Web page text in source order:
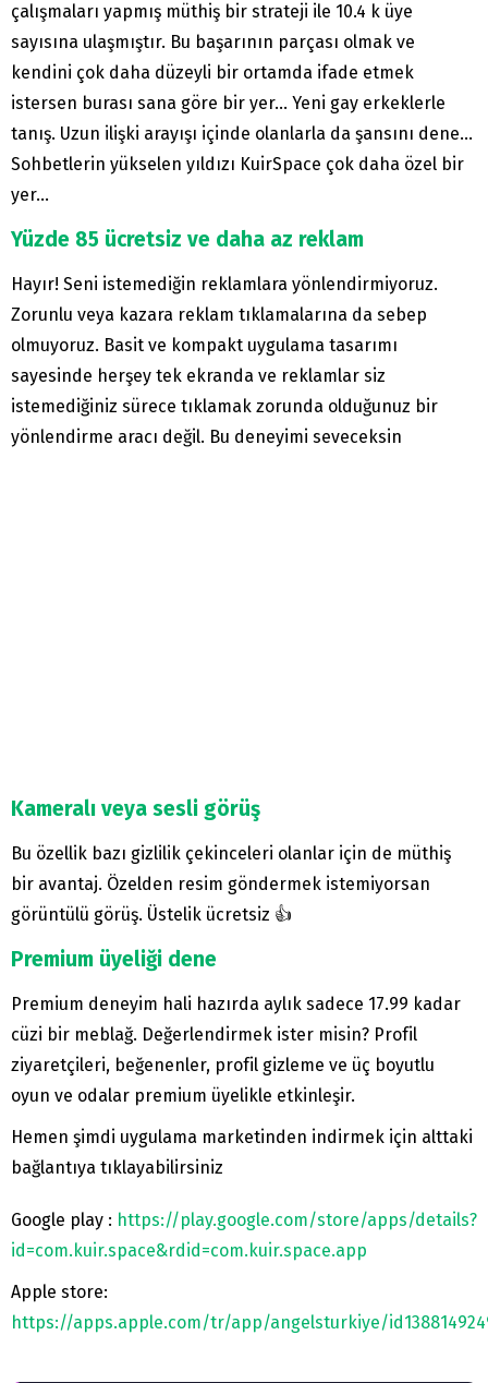
çalışmaları yapmış müthiş bir strateji ile 10.4 k üye
sayısına ulaşmıştır. Bu başarının parçası olmak ve
kendini çok daha düzeyli bir ortamda ifade etmek
istersen burası sana göre bir yer… Yeni gay erkeklerle
tanış. Uzun ilişki arayışı içinde olanlarla da şansını dene…
Sohbetlerin yükselen yıldızı KuirSpace çok daha özel bir
yer…
Yüzde 85 ücretsiz ve daha az reklam
Hayır! Seni istemediğin reklamlara yönlendirmiyoruz.
Zorunlu veya kazara reklam tıklamalarına da sebep
olmuyoruz. Basit ve kompakt uygulama tasarımı
sayesinde herşey tek ekranda ve reklamlar siz
istemediğiniz sürece tıklamak zorunda olduğunuz bir
yönlendirme aracı değil. Bu deneyimi seveceksin
Kameralı veya sesli görüş
Bu özellik bazı gizlilik çekinceleri olanlar için de müthiş
bir avantaj. Özelden resim göndermek istemiyorsan
görüntülü görüş. Üstelik ücretsiz 👍
Premium üyeliği dene
Premium deneyim hali hazırda aylık sadece 17.99 kadar
cüzi bir meblağ. Değerlendirmek ister misin? Profil
ziyaretçileri, beğenenler, profil gizleme ve üç boyutlu
oyun ve odalar premium üyelikle etkinleşir.
Hemen şimdi uygulama marketinden indirmek için alttaki
bağlantıya tıklayabilirsiniz
Google play : https://play.google.com/store/apps/details?
id=com.kuir.space&rdid=com.kuir.space.app
Apple store:
https://apps.apple.com/tr/app/angelsturkiye/